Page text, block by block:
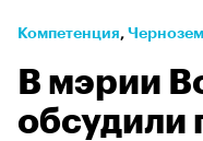
Компетенция⁠,
В мэрии
обсудили